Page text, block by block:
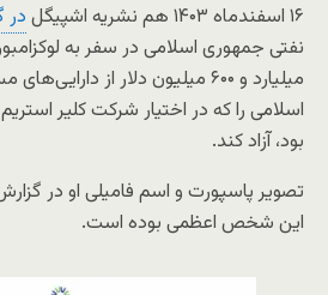
۱۶ اسفندماه ۱۴۰۳ هم نشریه اشپیگل
در
نفتی جمهوری اسلامی در سفر به
میلیارد و ۶۰۰ میلیون دلار از
اسلامی را که در اختیار شرکت کلیر
بود، آزاد کند.
تصویر پاسپورت و اسم فامیلی او در
این شخص اعظمی بوده است.